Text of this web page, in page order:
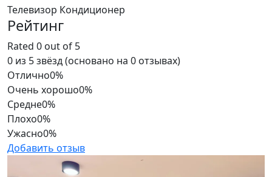
Телевизор Кондиционер
Рейтинг
Rated 0 out of 5
0 из 5 звёзд (основано на 0 отзывах)
Отлично0%
Очень хорошо0%
Средне0%
Плохо0%
Ужасно0%
Добавить отзыв